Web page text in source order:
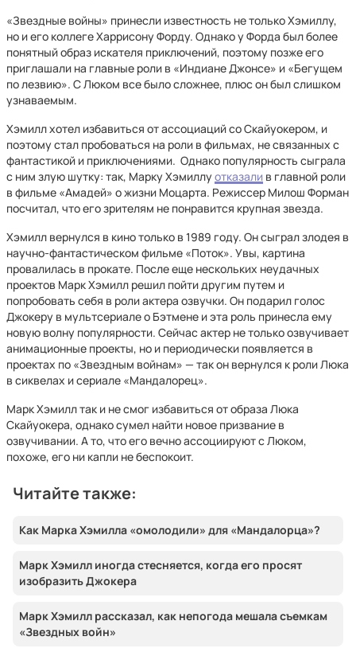
«Звездные войны» принесли известность не только Хэмиллу,
но и его коллеге Харрисону Форду. Однако у Форда был более
понятный образ искателя приключений, поэтому позже его
приглашали на главные роли в «Индиане Джонсе» и «Бегущем
по лезвию». С Люком все было сложнее, плюс он был слишком
узнаваемым.
Хэмилл хотел избавиться от ассоциаций со Скайуокером, и
поэтому стал пробоваться на роли в фильмах, не связанных с
фантастикой и приключениями. Однако популярность сыграла
с ним злую шутку: так, Марку Хэмиллуотказали в главной роли
в фильме «Амадей» о жизни Моцарта. Режиссер Милош Форман
посчитал, что его зрителям не понравится крупная звезда.
Хэмилл вернулся в кино только в 1989 году. Он сыграл злодея в
научно-фантастическом фильме «Поток». Увы, картина
провалилась в прокате. После еще нескольких неудачных
проектов Марк Хэмилл решил пойти другим путем и
попробовать себя в роли актера озвучки. Он подарил голос
Джокеру в мультсериале о Бэтмене и эта роль принесла ему
новую волну популярности. Сейчас актер не только озвучивает
анимационные проекты, но и периодически появляется в
проектах по «Звездным войнам» — так он вернулся к роли Люка
в сиквелах и сериале «Мандалорец».
Марк Хэмилл так и не смог избавиться от образа Люка
Скайуокера, однако сумел найти новое призвание в
озвучивании. А то, что его вечно ассоциируют с Люком,
похоже, его ни капли не беспокоит.
Читайте также:
Как Марка Хэмилла «омолодили» для «Мандалорца»?
Марк Хэмилл иногда стесняется, когда его просят
изобразить Джокера
Марк Хэмилл рассказал, как непогода мешала съемкам
«Звездных войн»